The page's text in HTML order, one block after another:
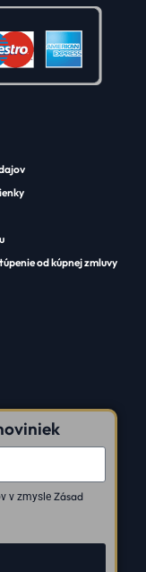
v zmysleZásad
od kúpnej zmluvy